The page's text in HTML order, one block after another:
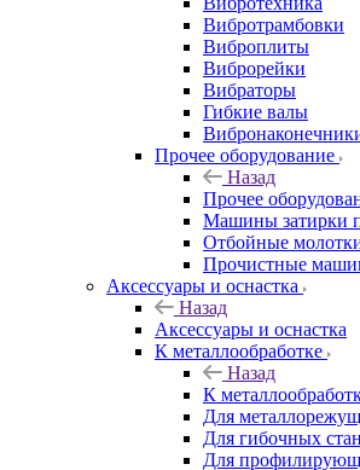
Вибротрамбовки
Виброплиты
Виброрейки
Вибраторы
Гибкие валы
Прочее оборудование
Назад
Прочее
Машины затирки
Отбойные
Прочистные
Аксeccyapы и оснастка
Назад
Аксeccyapы и оснастка
К металлообработке
Назад
К
Для
Для гибочных
Для